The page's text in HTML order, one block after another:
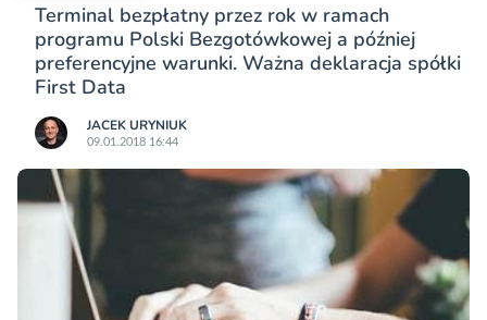
Terminal bezpłatny przez rok w ramach
programu Polski Bezgotówkowej a później
preferencyjne warunki. Ważna deklaracja spółki
First Data
JACEK URYNIUK
09.01.2018 16:44